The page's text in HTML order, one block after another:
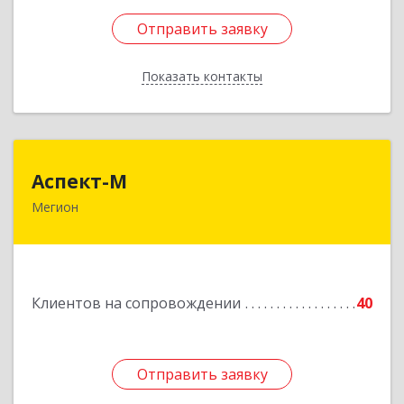
Отправить заявку
Показать контакты
Отправить заявку
Назад
Аспект-М
Мегион
Клиентов на сопровождении 40
Отправить заявку
628681, Ханты-Мансийский Автономный округ
Отправить заявку